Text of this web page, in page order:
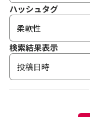
ハッシュタグ
検索結果表示
投稿日時